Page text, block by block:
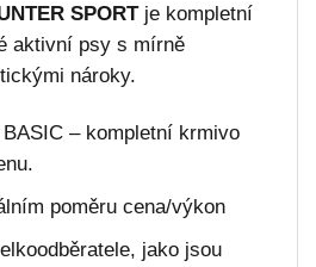
SPORTje kompletní
aktivní psy s mírně
nároky.
– kompletní krmivo
poměru cena/výkon
jako jsou